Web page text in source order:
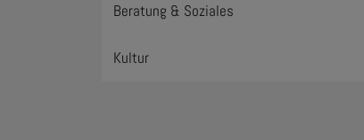
Beratung & Soziales
Kultur